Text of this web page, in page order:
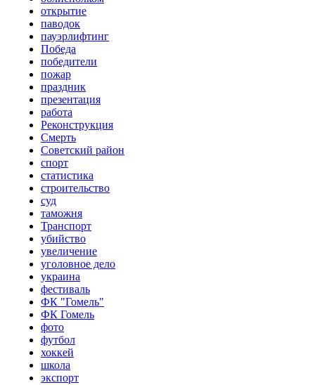
открытие
паводок
пауэрлифтинг
Победа
победители
пожар
праздник
презентация
работа
Реконструкция
Смерть
Советский район
спорт
статистика
строительство
суд
таможня
Транспорт
убийство
увеличение
уголовное дело
украина
фестиваль
ФК "Гомель"
ФК Гомель
фото
футбол
хоккей
школа
экспорт